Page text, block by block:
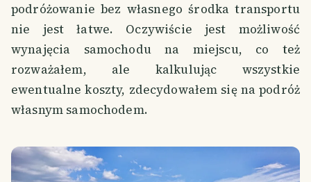
podróżowanie bez własnego środka transportu
nie jest łatwe. Oczywiście jest możliwość
wynajęcia samochodu na miejscu, co też
rozważałem, ale kalkulując wszystkie
ewentualne koszty, zdecydowałem się na podróż
własnym samochodem.